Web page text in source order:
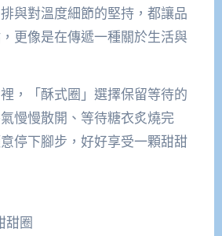
與對溫度細節的堅持，都讓品
更像是在傳遞一種關於生活與
，「酥式圈」選擇保留等待的
慢慢散開、等待糖衣炙燒完
停下腳步，好好享受一顆甜甜
甜圈